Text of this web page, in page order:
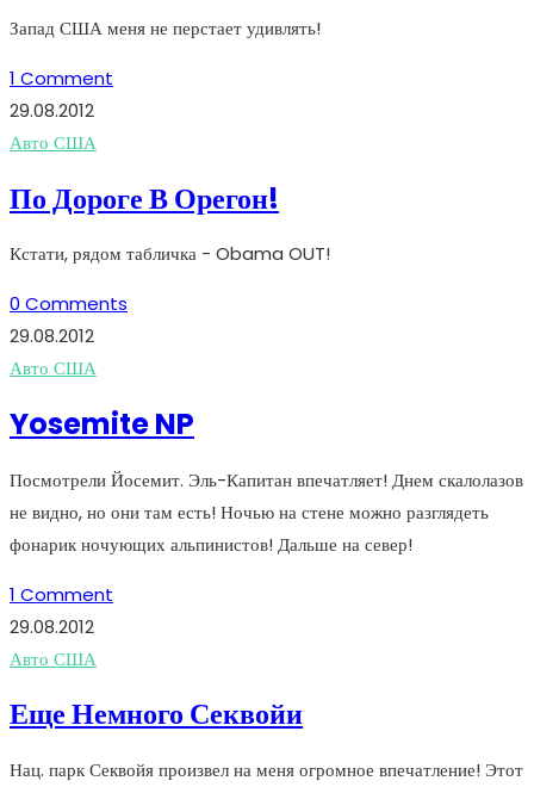
Запад США меня не перстает удивлять!
1 Comment
29.08.2012
Авто США
По Дороге В Орегон!
Кстати, рядом табличка - Obama OUT!
0 Comments
29.08.2012
Авто США
Yosemite NP
Посмотрели Йосемит. Эль-Капитан впечатляет! Днем скалолазов
не видно, но они там есть! Ночью на стене можно разглядеть
фонарик ночующих альпинистов! Дальше на север!
1 Comment
29.08.2012
Авто США
Еще Немного Секвойи
Нац. парк Секвойя произвел на меня огромное впечатление! Этот